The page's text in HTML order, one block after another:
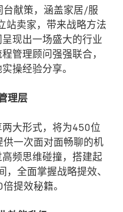
台献策，涵盖家居/服
站卖家，带来战略方法
现出一场盛大的行业
管理顾问强强联合，
操经验分享。
理层
大形式，将为450位
供一次面对面畅聊的机
频思维碰撞，搭建起
，全面掌握战略提效、
倍提效秘籍。